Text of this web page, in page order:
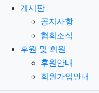
게시판
공지사항
협회소식
후원 및 회원
후원안내
회원가입안내